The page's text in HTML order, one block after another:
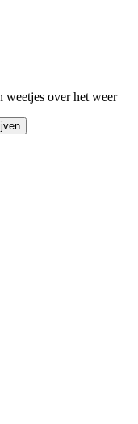
weetjes over het weer